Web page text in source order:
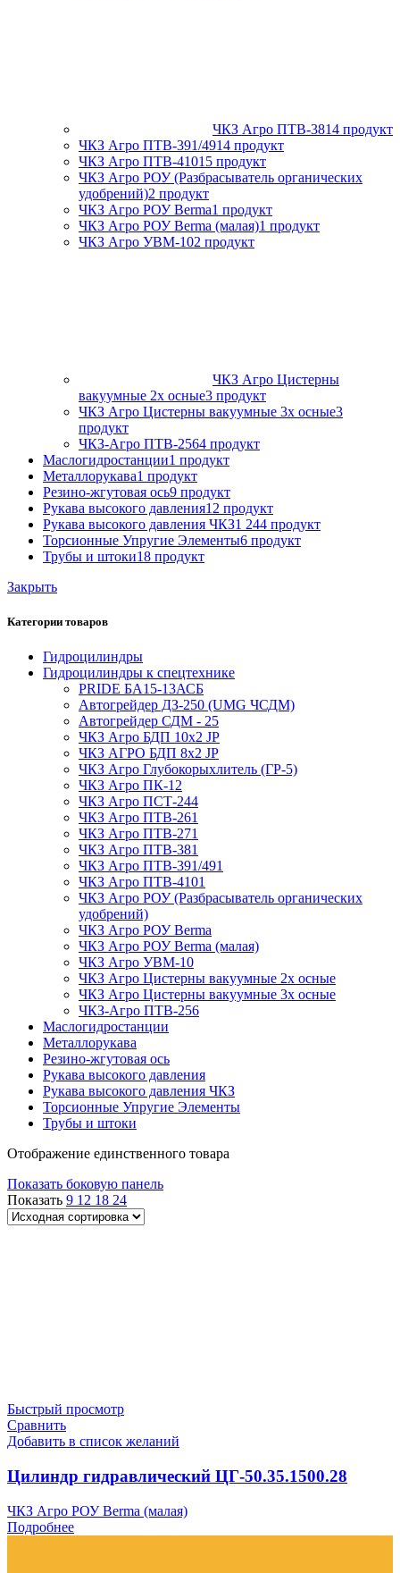
ЧКЗ Агро ПТВ-3814 продукт
ЧКЗ Агро ПТВ-391/4914 продукт
ЧКЗ Агро ПТВ-4101 5 продукт
ЧКЗ Агро РОУ (Разбрасыватель органических
удобрений)2 продукт
ЧКЗ Агро РОУ Berma1 продукт
ЧКЗ Агро РОУ Berma (малая)1 продукт
ЧКЗ Агро УВМ-102 продукт
ЧКЗ Агро Цистерны
вакуумные 2х осные3 продукт
ЧКЗ Агро Цистерны вакуумные 3х осные3
продукт
ЧКЗ-Агро ПТВ-2564 продукт
Маслогидростанции1 продукт
Металлорукава1 продукт
Резино-жгутовая ось9 продукт
Рукава высокого давления12 продукт
Рукава высокого давления ЧКЗ1 244 продукт
Торсионные Упругие Элементы6 продукт
Трубы и штоки18 продукт
Закрыть
Категории товаров
Гидроцилиндры
Гидроцилиндры к спецтехнике
PRIDE БА15-13АСБ
Автогрейдер ДЗ-250 (UMG ЧСДМ)
Автогрейдер СДМ - 25
ЧКЗ Агро БДП 10х2 JP
ЧКЗ АГРО БДП 8х2 JP
ЧКЗ Агро Глубокорыхлитель (ГР-5)
ЧКЗ Агро ПК-12
ЧКЗ Агро ПСТ-244
ЧКЗ Агро ПТВ-261
ЧКЗ Агро ПТВ-271
ЧКЗ Агро ПТВ-381
ЧКЗ Агро ПТВ-391/491
ЧКЗ Агро ПТВ-4101
ЧКЗ Агро РОУ (Разбрасыватель органических
удобрений)
ЧКЗ Агро РОУ Berma
ЧКЗ Агро РОУ Berma (малая)
ЧКЗ Агро УВМ-10
ЧКЗ Агро Цистерны вакуумные 2х осные
ЧКЗ Агро Цистерны вакуумные 3х осные
ЧКЗ-Агро ПТВ-256
Маслогидростанции
Металлорукава
Резино-жгутовая ось
Рукава высокого давления
Рукава высокого давления ЧКЗ
Торсионные Упругие Элементы
Трубы и штоки
Отображение единственного товара
Показать боковую панель
Показать 9 12 18 24
Быстрый просмотр
Сравнить
Добавить в список желаний
Цилиндр гидравлический ЦГ-50.35.1500.28
ЧКЗ Агро РОУ Berma (малая)
Подробнее